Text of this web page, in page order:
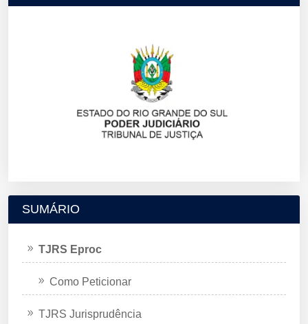
SUMÁRIO
TJRS Eproc
Como Peticionar
TJRS Jurisprudência